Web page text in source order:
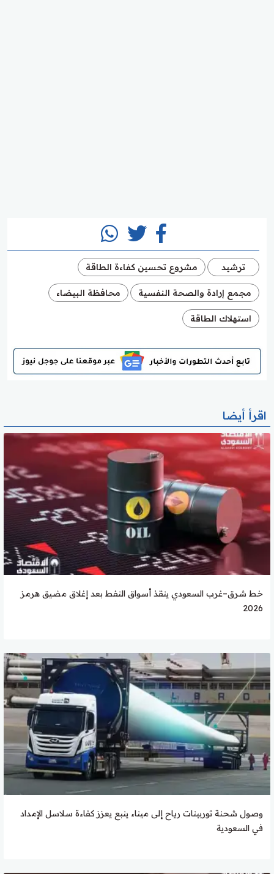
ترشيد مشروع تحسين كفاءة الطاقة
مجمع إرادة والصحة النفسية محافظة البيضاء
استهلاك الطاقة
اقرأ أيضا
خط شرق–غرب السعودي ينقذ أسواق النفط بعد إغلاق مضيق هرمز
2026
وصول شحنة توربينات رياح إلى ميناء ينبع يعزز كفاءة سلاسل الإمداد
في السعودية